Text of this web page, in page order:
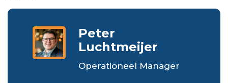
Peter
Luchtmeijer
Operationeel Manager